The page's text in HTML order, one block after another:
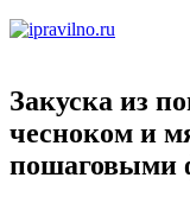
Закуска из
чесноком и
пошаговыми